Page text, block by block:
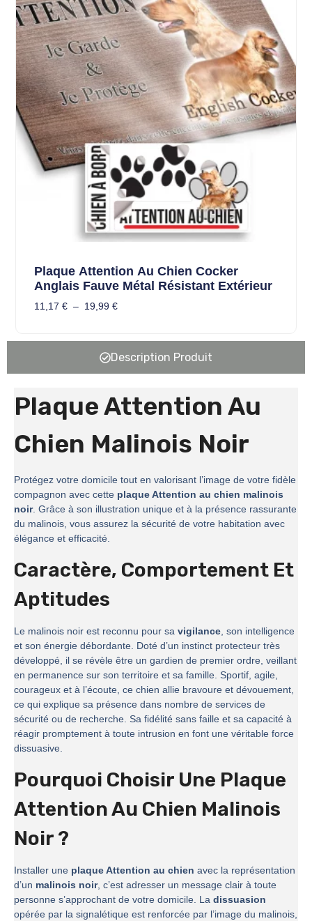
Plaque Attention Au Chien Cocker
Anglais Fauve Métal Résistant Extérieur
11,17 € – 19,99 €
Description Produit
Plaque Attention Au
Chien Malinois Noir
Protégez votre domicile tout en valorisant l’image de votre fidèle
compagnon avec cette plaque Attention au chien malinois
noir. Grâce à son illustration unique et à la présence rassurante
du malinois, vous assurez la sécurité de votre habitation avec
élégance et efficacité.
Caractère, Comportement Et
Aptitudes
Le malinois noir est reconnu pour sa vigilance, son intelligence
et son énergie débordante. Doté d’un instinct protecteur très
développé, il se révèle être un gardien de premier ordre, veillant
en permanence sur son territoire et sa famille. Sportif, agile,
courageux et à l’écoute, ce chien allie bravoure et dévouement,
ce qui explique sa présence dans nombre de services de
sécurité ou de recherche. Sa fidélité sans faille et sa capacité à
réagir promptement à toute intrusion en font une véritable force
dissuasive.
Pourquoi Choisir Une Plaque
Attention Au Chien Malinois
Noir ?
Installer une plaque Attention au chien avec la représentation
d’un malinois noir, c’est adresser un message clair à toute
personne s’approchant de votre domicile. La dissuasion
opérée par la signalétique est renforcée par l’image du malinois,